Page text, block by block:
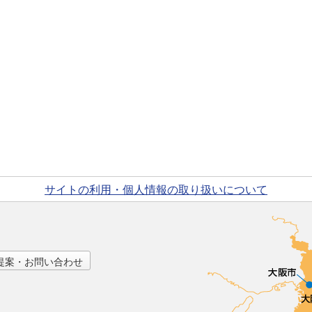
サイトの利用・個人情報の取り扱いについて
案・お問い合わせ